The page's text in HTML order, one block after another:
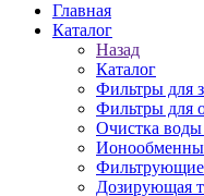
Главная
Каталог
Назад
Каталог
Фильтры для
Фильтры для
Очистка воды
Дозирующая